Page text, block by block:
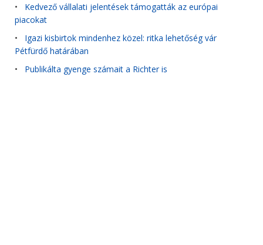
• Kedvező vállalati jelentések támogatták az európai
piacokat
• Igazi kisbirtok mindenhez közel: ritka lehetőség vár
Pétfürdő határában
• Publikálta gyenge számait a Richter is